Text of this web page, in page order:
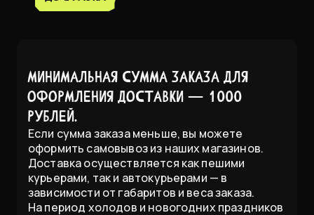
Минимальная сумма заказа для
оформления доставки — 1000
рублей.
Если сумма заказа меньше, вы можете
оформить самовывоз из наших магазинов.
Доставка осуществляется как пешими
курьерами, так и автокурьерами — в
зависимости от габаритов и веса заказа.
На период холодов и новогодних праздников